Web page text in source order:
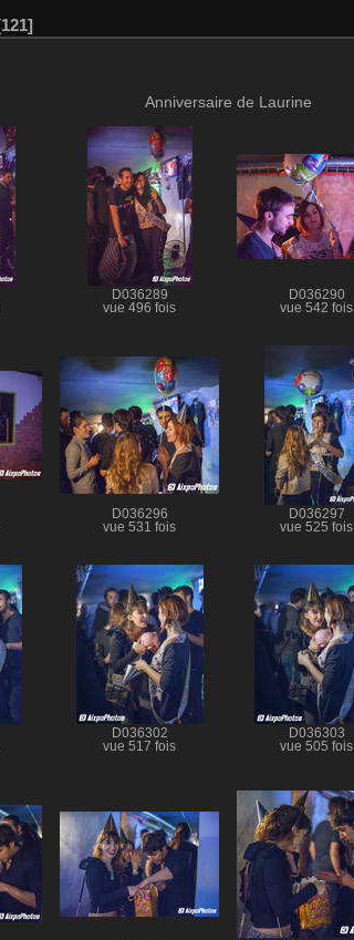
121
Anniversaire de Laurine
D036289
vue 496 fois
D036290
vue 542 fois
D036296
vue 531 fois
D036297
vue 525 fois
D036302
vue 517 fois
D036303
vue 505 fois